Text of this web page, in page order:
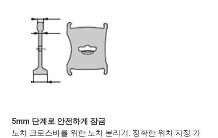
5mm 단계로 안전하게 잠금
노치 크로스바를 위한 노치 분리기. 정확한 위치 지정 가